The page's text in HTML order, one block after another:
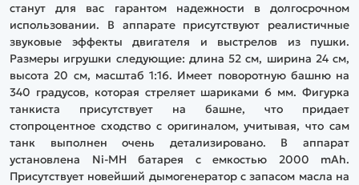
станут для вас гарантом надежности в долгосрочном
использовании. В аппарате присутствуют реалистичные
звуковые эффекты двигателя и выстрелов из пушки.
Размеры игрушки следующие: длина 52 см, ширина 24 см,
высота 20 см, масштаб 1:16. Имеет поворотную башню на
340 градусов, которая стреляет шариками 6 мм. Фигурка
танкиста присутствует на башне, что придает
стопроцентное сходство с оригиналом, учитывая, что сам
танк выполнен очень детализировано. В аппарат
установлена Ni-MH батарея с емкостью 2000 mAh.
Присутствует новейший дымогенератор с запасом масла на